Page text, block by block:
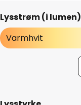
Lysstrøm (i lumen)
Varmhvit